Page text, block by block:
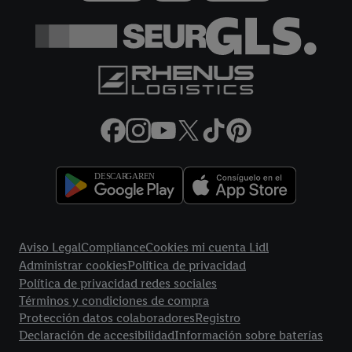
Aviso LegalComplianceCookies mi cuenta Lidl
Administrar cookiesPolítica de privacidad
Política de privacidad redes sociales
Términos y condiciones de compra
Protección datos colaboradoresRegistro
Declaración de accesibilidadInformación sobre baterías
Al hacer clic en "Rechazar", sólo permite el uso de las
tecnologías necesarias. Al hacer clic en "Aceptar", consiente
todo el tratamiento para todos los fines mencionados.
Encontrará más información, incluida la relativa al período de
consentimiento en cualquier momento con efectos para el
futuro, en nuestrapolítica de privacidad.
Puede encontrar el